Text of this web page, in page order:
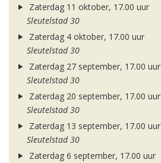
Zaterdag 11 oktober, 17.00 uur
Sleutelstad 30
Zaterdag 4 oktober, 17.00 uur
Sleutelstad 30
Zaterdag 27 september, 17.00 uur
Sleutelstad 30
Zaterdag 20 september, 17.00 uur
Sleutelstad 30
Zaterdag 13 september, 17.00 uur
Sleutelstad 30
Zaterdag 6 september, 17.00 uur